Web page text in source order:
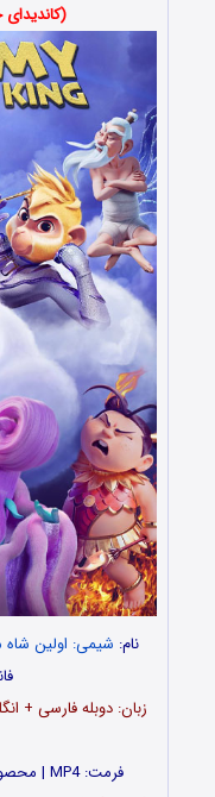
نام: شیمی: اولین
فرمت: MP4 | محصول کشور چین | امتیاز فیلم: 5.8 از 10